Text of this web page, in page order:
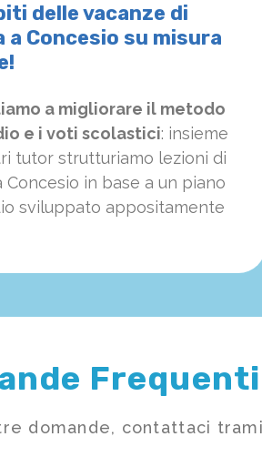
delle vacanze di
a Concesio su misura
a migliorare il metodo
e i voti scolastici: insieme
tutor strutturiamo lezioni di
Concesio in base a un piano
sviluppato appositamente
Frequenti
domande, contattaci